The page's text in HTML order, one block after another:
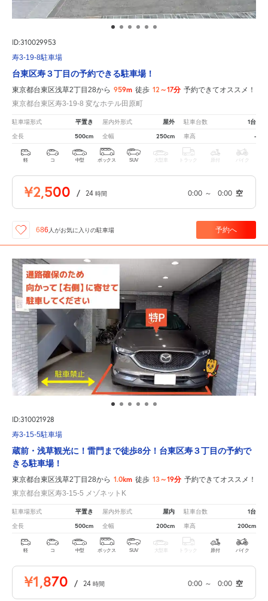
ID:310029953
寿3-19-8駐車場
台東区寿３丁目の予約できる駐車場！
東京都台東区浅草2丁目28から 959m 徒歩 12～17分 予約できてオススメ！
東京都台東区寿3-19-8 変なホテル田原町
駐車場形式 平置き 屋内外形式 屋外 駐車台数 1台
全長 500cm 全幅 250cm 車高 -
軽 コ 中型 ボックス SUV 大型車 トラック 原付 バイク
¥2,500 / 24 時間 0:00 ～ 0:00 空
686 人がお気に入りの駐車場 予約へ
ID:310021928
寿3-15-5駐車場
蔵前・浅草観光に！雷門まで徒歩8分！台東区寿３丁目の予約で
きる駐車場！
東京都台東区浅草2丁目28から 1.0km 徒歩 13～19分 予約できてオススメ！
東京都台東区寿3-15-5 メゾネットK
駐車場形式 平置き 屋内外形式 屋内 駐車台数 1台
全長 500cm 全幅 200cm 車高 200cm
軽 コ 中型 ボックス SUV 大型車 トラック 原付 バイク
¥1,870 / 24 時間 0:00 ～ 0:00 空